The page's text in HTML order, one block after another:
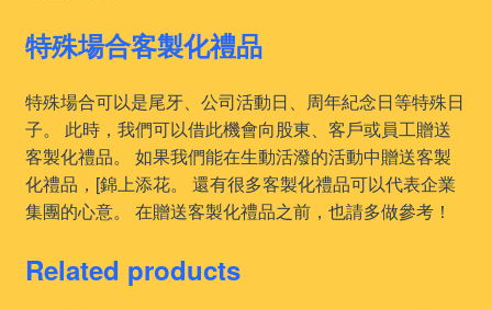
特殊場合客製化禮品
特殊場合可以是尾牙、公司活動日、周年紀念日等特殊日
子。 此時，我們可以借此機會向股東、客戶或員工贈送
客製化禮品。 如果我們能在生動活潑的活動中贈送客製
化禮品，[錦上添花。 還有很多客製化禮品可以代表企業
集團的心意。 在贈送客製化禮品之前，也請多做參考！
Related products